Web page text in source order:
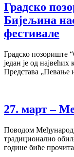
Градско
Бијељина
фестивале
Градско позориште
један је од
Представа „Певање
27. март –
Поводом
традиционално
године биће